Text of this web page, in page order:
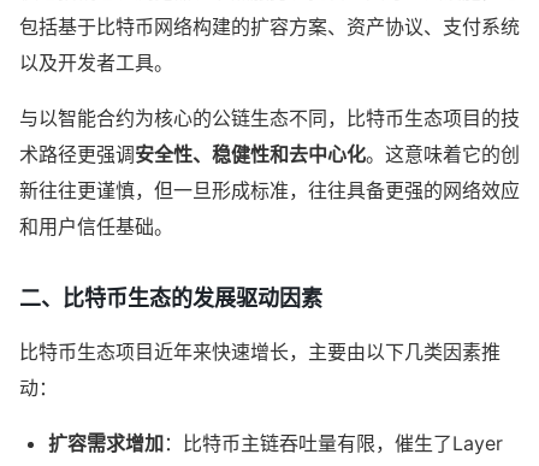
包括基于比特币网络构建的扩容方案、资产协议、支付系统
以及开发者工具。
与以智能合约为核心的公链生态不同，比特币生态项目的技
术路径更强调安全性、稳健性和去中心化。这意味着它的创
新往往更谨慎，但一旦形成标准，往往具备更强的网络效应
和用户信任基础。
二、比特币生态的发展驱动因素
比特币生态项目近年来快速增长，主要由以下几类因素推
动：
扩容需求增加 ：比特币主链吞吐量有限，催生了Layer